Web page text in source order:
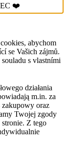
❤️
abychom
se Vašich zájmů.
s vlastními
działania
m.in. za
oraz
Twojej zgody
Z tego